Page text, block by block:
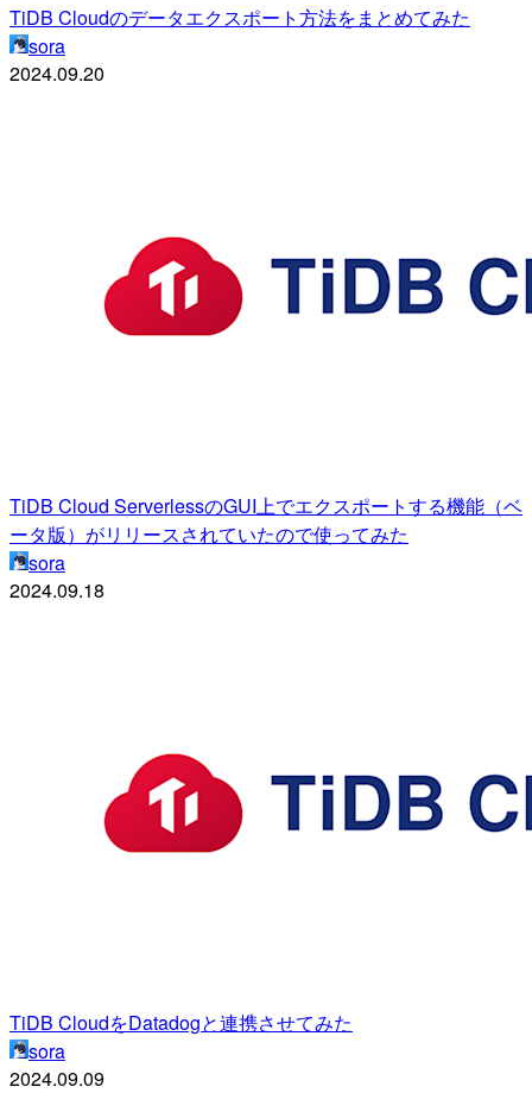
TiDB Cloudのデータエクスポート方法をまとめてみた
sora
2024.09.20
TiDB Cloud ServerlessのGUI上でエクスポートする機能（ベ
ータ版）がリリースされていたので使ってみた
sora
2024.09.18
TiDB CloudをDatadogと連携させてみた
sora
2024.09.09